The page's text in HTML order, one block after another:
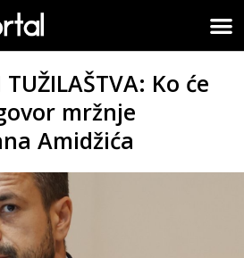
TUŽILAŠTVA: Ko će
mržnje
Amidžića